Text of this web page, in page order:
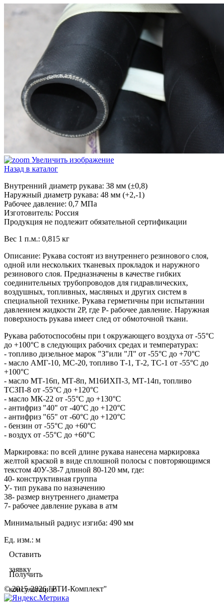
Увеличить изображение
Назад в каталог
Внутренний диаметр рукава: 38 мм (±0,8)
Наружный диаметр рукава: 48 мм (+2,-1)
Рабочее давление: 0,7 МПа
Изготовитель: Россия
Продукция не подлежит обязательной сертификации
Вес 1 п.м.: 0,815 кг
Описание: Рукава состоят из внутреннего резинового слоя,
одной или нескольких тканевых прокладок и наружного
резинового слоя. Предназначены в качестве гибких
соединительных трубопроводов для гидравлических,
воздушных, топливных, масляных и других систем в
специальной технике. Рукава герметичны при испытании
давлением жидкости 2Р, где Р- рабочее давление. Наружная
поверхность рукава имеет след от обмоточной ткани.
Рукава работоспособны при t окружающего воздуха от -55°С
до +100°С в следующих рабочих средах и температурах:
- топливо дизельное марок "З"или "Л" от -55°С до +70°С
- масло АМГ-10, МС-20, топливо Т-1, Т-2, ТС-1 от -55°С до
+100°С
- масло МТ-16п, МТ-8п, М16ИХП-3, МТ-14п, топливо
ТСЗП-8 от -55°С до +120°С
- масло МК-22 от -55°С до +130°С
- антифриз "40" от -40°С до +120°С
- антифриз "65" от -60°С до +120°С
- бензин от -55°С до +60°С
- воздух от -55°С до +60°С
Маркировка: по всей длине рукава нанесена маркировка
желтой краской в виде сплошной полосы с повторяющимся
текстом 40У-38-7 длиной 80-120 мм, где:
40- конструктивная группа
У- тип рукава по назначению
38- размер внутреннего диаметра
7- рабочее давление рукава в атм
Минимальный радиус изгиба: 490 мм
Ед. изм.: м
Оставить
заявку
Получить
консультацию
© 2015-2026 "РТИ-Комплект"